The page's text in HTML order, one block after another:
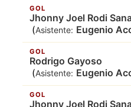
GOL
Jhonny Joel Rodi
(Asistente: Eugenio
GOL
Rodrigo Gayoso
(Asistente: Eugenio
GOL
Jhonny Joel Rodi